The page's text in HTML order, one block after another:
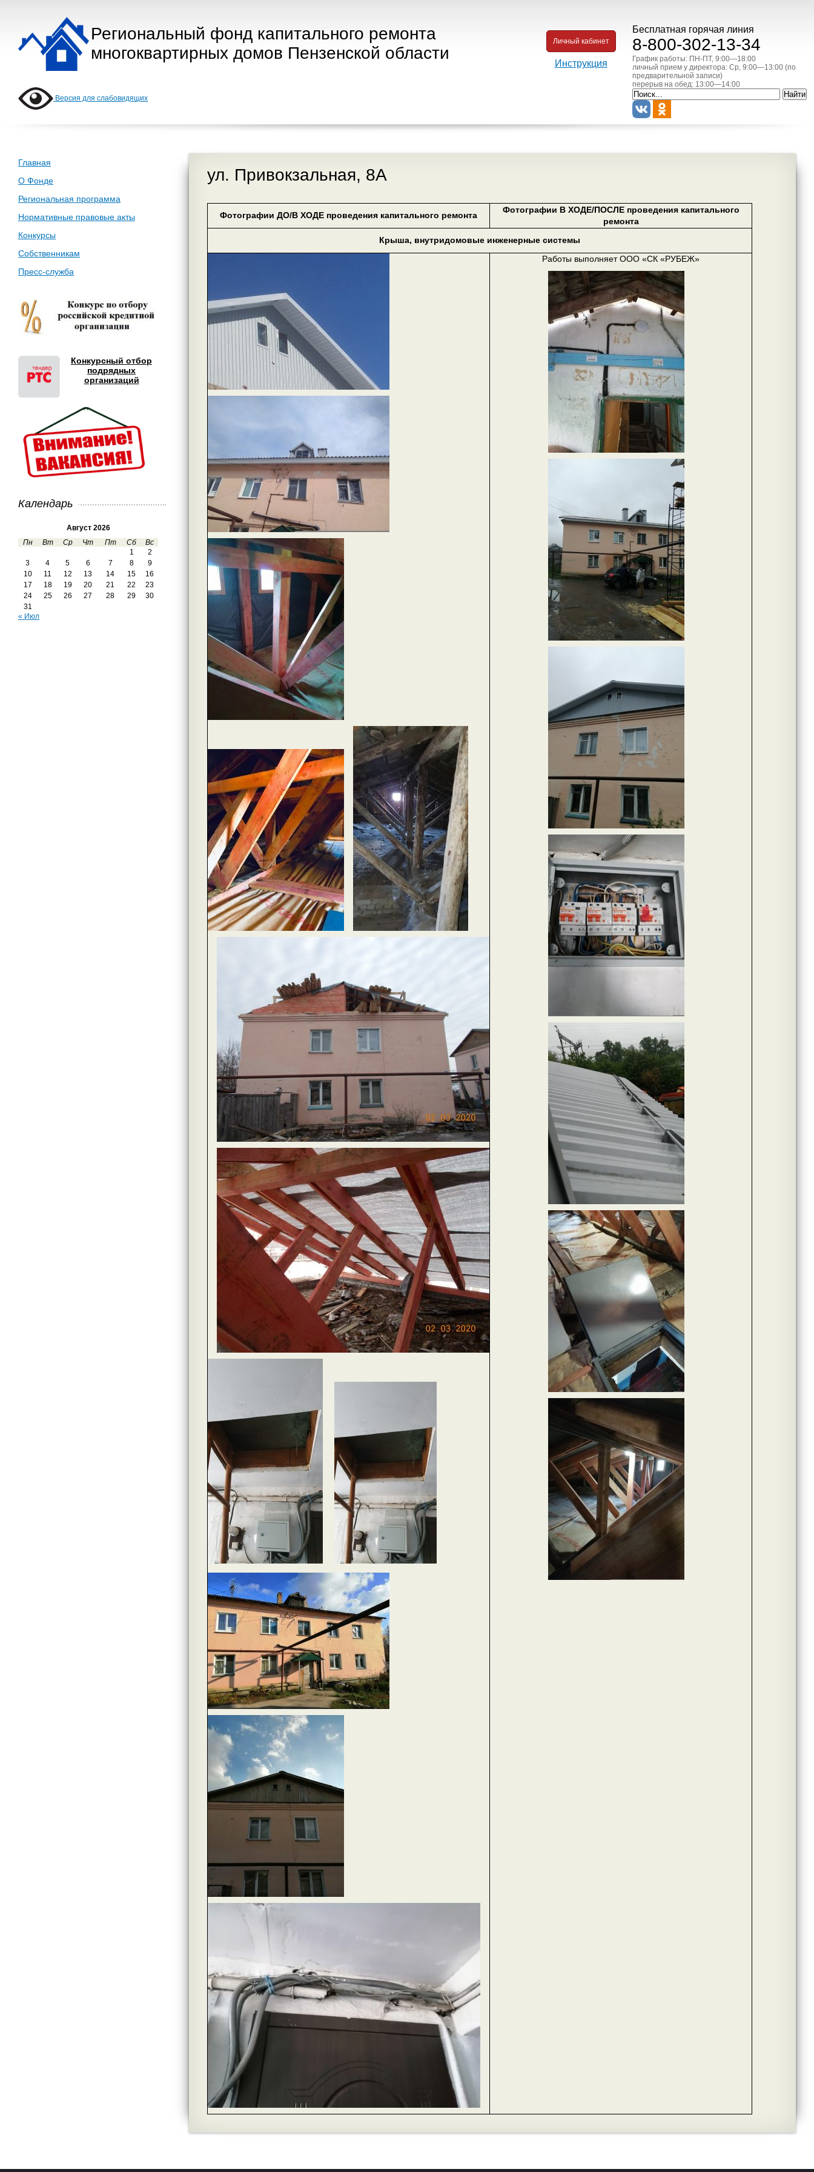
Региональный фонд капитального ремонта
многоквартирных домов Пензенской области
Бесплатная горячая линия
8-800-302-13-34
График работы: ПН-ПТ, 9:00—18:00
личный прием у директора: Ср, 9:00—13:00 (по
предварительной записи)
перерыв на обед: 13:00—14:00
Личный кабинет
Инструкция
Версия для слабовидящих
Главная
О Фонде
Региональная программа
Нормативные правовые акты
Конкурсы
Собственникам
Пресс-служба
Конкурсный отбор
подрядных
организаций
Календарь
Август 2026
Пн
Вт Ср Чт Пт Сб
Вс
1
2
3
4 5 6 7 8
9
10
11 12 13 14 15
16
17
18 19 20 21 22
23
24
25 26 27 28 29
30
31
« Июл
ул. Привокзальная, 8А
Фотографии ДО/В ХОДЕ проведения капитального ремонта
Фотографии В ХОДЕ/ПОСЛЕ проведения капитального
ремонта
Крыша, внутридомовые инженерные системы
Работы выполняет ООО «СК «РУБЕЖ»